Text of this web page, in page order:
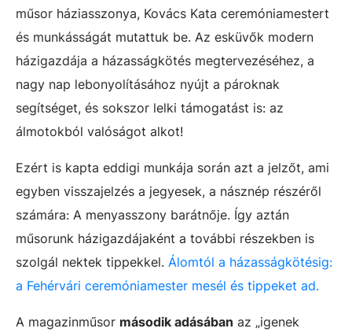
műsor háziasszonya, Kovács Kata ceremóniamestert
és munkásságát mutattuk be. Az esküvők modern
házigazdája a házasságkötés megtervezéséhez, a
nagy nap lebonyolításához nyújt a pároknak
segítséget, és sokszor lelki támogatást is: az
álmotokból valóságot alkot!
Ezért is kapta eddigi munkája során azt a jelzőt, ami
egyben visszajelzés a jegyesek, a násznép részéről
számára: A menyasszony barátnője. Így aztán
műsorunk házigazdájaként a további részekben is
szolgál nektek tippekkel. Álomtól a házasságkötésig:
a Fehérvári ceremóniamester mesél és tippeket ad.
A magazinműsor második adásában az „igenek